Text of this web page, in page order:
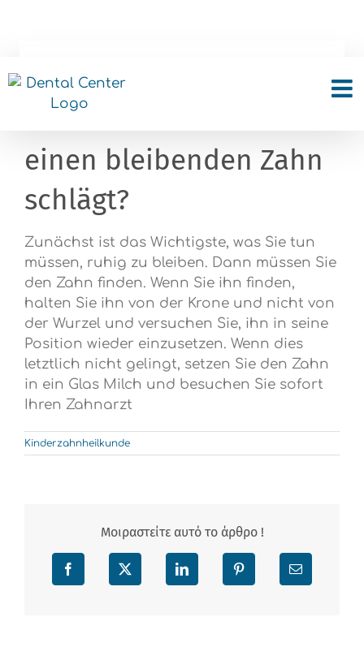
Was soll ich tun, wenn
mein Kind fällt und
einen bleibenden Zahn
schlägt?
Zunächst ist das Wichtigste, was Sie tun
müssen, ruhig zu bleiben. Dann müssen Sie
den Zahn finden. Wenn Sie ihn finden,
halten Sie ihn von der Krone und nicht von
der Wurzel und versuchen Sie, ihn in seine
Position wieder einzusetzen. Wenn dies
letztlich nicht gelingt, setzen Sie den Zahn
in ein Glas Milch und besuchen Sie sofort
Ihren Zahnarzt
Kinderzahnheilkunde
Μοιραστείτε αυτό το άρθρο !
Facebook X LinkedIn Pinterest Email